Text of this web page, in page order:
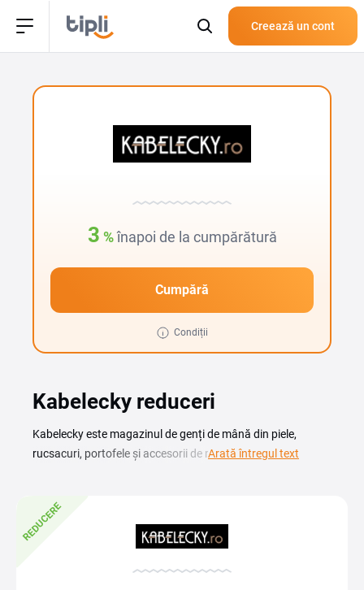
Creează un cont
3 %înapoi de la cumpărătură
Cumpără
Condiții
Kabelecky reduceri
Kabelecky este magazinul de genți de mână din piele,
rucsacuri, portofele și accesorii de modă pentru femei și
bun, fără să renunți la calitatea mărcilor cehe și
internaționale din ofertă. Aici găsești genți de damă
elegante, genți bărbătești practice, rucsacuri pentru zi cu zi
și accesorii sportive, toate alese pentru durabilitate și
Arată întregul text
REDUCERE